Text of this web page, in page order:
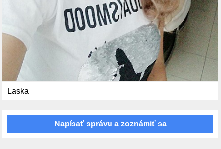
Laska
Napísať správu a zoznámiť sa